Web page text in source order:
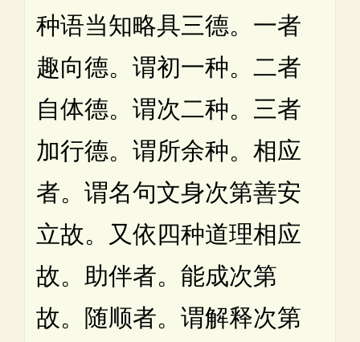
种语当知略具三德。一者
趣向德。谓初一种。二者
自体德。谓次二种。三者
加行德。谓所余种。相应
者。谓名句文身次第善安
立故。又依四种道理相应
故。助伴者。能成次第
故。随顺者。谓解释次第